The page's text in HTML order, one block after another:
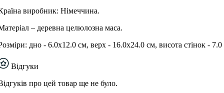
виробник: Німеччина.
– деревна целюлозна маса.
дно - 6.0х12.0 см, верх - 16.0х24.0 см, висота стінок -
Відгуки
про цей товар ще не було.